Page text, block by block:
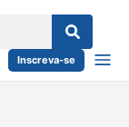
Inscreva-se